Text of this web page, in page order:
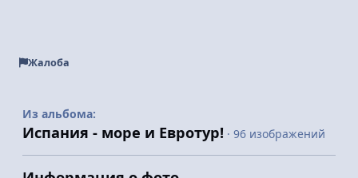
Жалоба
Из альбома:
Испания - море и Евротур! · 96 изображений